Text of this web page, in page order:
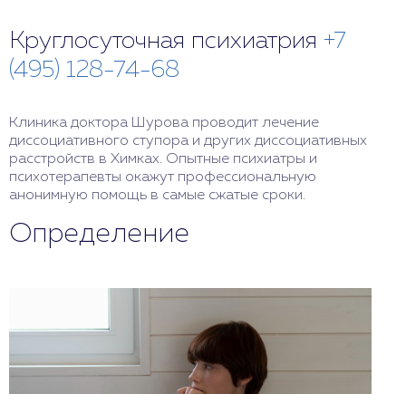
Круглосуточная психиатрия +7
(495) 128-74-68
Клиника доктора Шурова проводит лечение
диссоциативного ступора и других диссоциативных
расстройств в Химках. Опытные психиатры и
психотерапевты окажут профессиональную
анонимную помощь в самые сжатые сроки.
Определение